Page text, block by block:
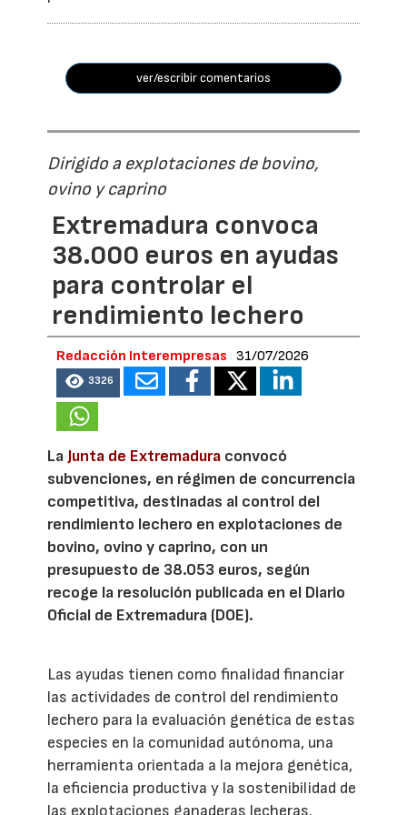
ver/escribir comentarios
Dirigido a explotaciones de bovino,
ovino y caprino
Extremadura convoca
38.000 euros en ayudas
para controlar el
rendimiento lechero
Redacción Interempresas 31/07/2026
3326
La Junta de Extremadura convocó
subvenciones, en régimen de concurrencia
competitiva, destinadas al control del
rendimiento lechero en explotaciones de
bovino, ovino y caprino, con un
presupuesto de 38.053 euros, según
recoge la resolución publicada en el Diario
Oficial de Extremadura (DOE).
Las ayudas tienen como finalidad financiar
las actividades de control del rendimiento
lechero para la evaluación genética de estas
especies en la comunidad autónoma, una
herramienta orientada a la mejora genética,
la eficiencia productiva y la sostenibilidad de
las explotaciones ganaderas lecheras.